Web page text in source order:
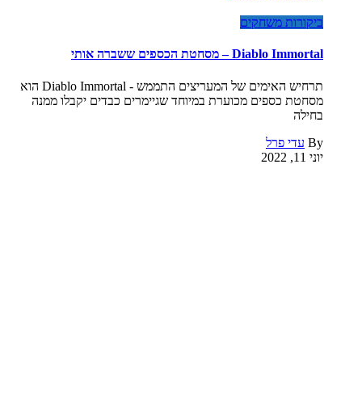
ביקורות משחקים
Diablo Immortal – מסחטת הכספים ששברה אותי
תרחיש האימים של המעריצים התממש - Diablo Immortal הוא
מסחטת כספים מכוערת במיוחד שגיימרים כבדים יקבלו ממנה
בחילה
By עדי פרל
יוני 11, 2022